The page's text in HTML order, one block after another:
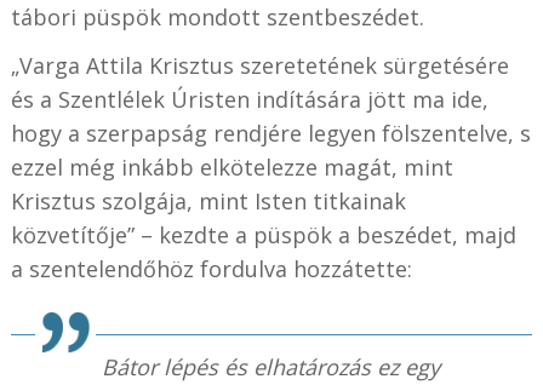
tábori püspök mondott szentbeszédet.
„Varga Attila Krisztus szeretetének sürgetésére
és a Szentlélek Úristen indítására jött ma ide,
hogy a szerpapság rendjére legyen fölszentelve, s
ezzel még inkább elkötelezze magát, mint
Krisztus szolgája, mint Isten titkainak
közvetítője” – kezdte a püspök a beszédet, majd
a szentelendőhöz fordulva hozzátette:
Bátor lépés és elhatározás ez egy